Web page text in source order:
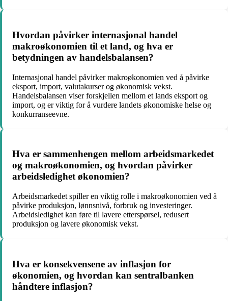
Hvordan påvirker internasjonal handel
makroøkonomien til et land, og hva er
betydningen av handelsbalansen?
Internasjonal handel påvirker makroøkonomien ved å påvirke
eksport, import, valutakurser og økonomisk vekst.
Handelsbalansen viser forskjellen mellom et lands eksport og
import, og er viktig for å vurdere landets økonomiske helse og
konkurranseevne.
Hva er sammenhengen mellom arbeidsmarkedet
og makroøkonomien, og hvordan påvirker
arbeidsledighet økonomien?
Arbeidsmarkedet spiller en viktig rolle i makroøkonomien ved å
påvirke produksjon, lønnsnivå, forbruk og investeringer.
Arbeidsledighet kan føre til lavere etterspørsel, redusert
produksjon og lavere økonomisk vekst.
Hva er konsekvensene av inflasjon for
økonomien, og hvordan kan sentralbanken
håndtere inflasjon?